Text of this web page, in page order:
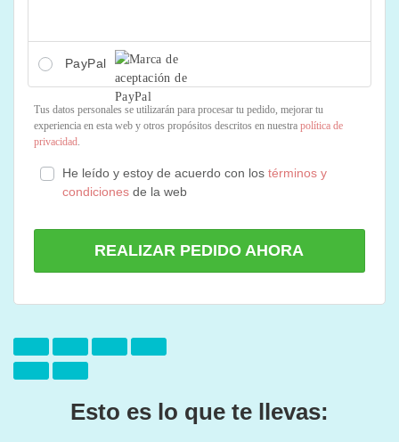
PayPal
Tus datos personales se utilizarán para procesar tu pedido, mejorar tu
experiencia en esta web y otros propósitos descritos en nuestra política de
privacidad.
He leído y estoy de acuerdo con los términos y
condiciones de la web
REALIZAR PEDIDO AHORA
Esto es lo que te llevas: